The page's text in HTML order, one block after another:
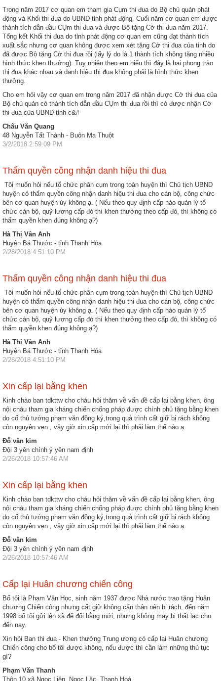
kỳ
Đại
hội
TĐYN
toàn
quốc
động
TĐKT
Điển
hình
tiến
Phong
trào
thi
đua
Chính
trị
tế
-
Xã
hội
tác
đào
Các
dự
án,
đề
Tiếp
tin
Tìm
kiếm
Đăng
nhập
Trong năm 2017 cơ quan em tham gia Cụm thi đua do Bộ chủ quản phát
động và Khối thi đua do UBND tỉnh phát động. Cuối năm cơ quan em được
thành tích dẫn đầu CỤm thi đua và được Bộ tặng Cờ thi đua năm 2017.
Tổng kết Khối thi đua do tỉnh phát động cơ quan em cũng đạt thành tích
xuất sắc nhưng cơ quan không được xem xét tặng Cờ thi đua của tỉnh do
đã được Bộ tặng Cờ thi đua rồi (lấy lý do là 1 thành tích không tặng nhiều
hình thức khen thưởng). Tuy nhiên theo em hiểu thì đây là hai phong trào
thi đua khác nhau và danh hiệu thi đua không phải là hình thức khen
thưởng.
Cho em hỏi vậy cơ quan em trong năm 2017 đã nhận được Cờ thi đua của
Bộ chủ quản có thành tích dẫn đầu CỤm thi đua rồi thì có được nhận Cờ
thi đua của UBND tỉnh c&#
Châu Văn Quang
48 Nguyễn Tất Thành - Buôn Ma Thuột
3/2/2018 2:59:09 PM
Thẩm quyền công nhận danh hiệu thi đua
Tôi muốn hỏi nếu tổ chức phân cụm trong toàn huyện thì Chủ tịch UBND
huyện có thẩm quyền công nhận danh hiệu thi đua cho cán bộ, công chức
bên cơ quan huyện ủy không ạ. ( Nếu theo quy định cấp nào quản lý tổ
chức cán bộ, quỹ lương cấp đó thì khen thưởng theo cấp đó, thì không có
thẩm quyền khen đúng không ạ?)
Hà Thị Vân Anh
Huyện Bá Thước - tỉnh Thanh Hóa
2/28/2018 4:51:10 PM
Thẩm quyền công nhận danh hiệu thi đua
Tôi muốn hỏi nếu tổ chức phân cụm trong toàn huyện thì Chủ tịch UBND
huyện có thẩm quyền công nhận danh hiệu thi đua cho cán bộ, công chức
bên cơ quan huyện ủy không ạ. ( Nếu theo quy định cấp nào quản lý tổ
chức cán bộ, quỹ lương cấp đó thì khen thưởng theo cấp đó, thì không có
thẩm quyền khen đúng không ạ?)
Hà Thị Vân Anh
Huyện Bá Thước - tỉnh Thanh Hóa
2/28/2018 4:51:10 PM
Xin cấp lại bằng khen
Kinh chào ban tdkttw cho cháu hỏi thăm về vấn đề cấp lại bằng khen, ông
nội cháu tham gia kháng chiến chống pháp được chính phủ tặng bằng khen
do cố thủ tướng phạm văn đồng ký,trong quá trình cất giữ bị rách không
còn nguyên vẹn , vậy giờ xin cấp mới lại thì phải làm thế nào ạ.
Đỗ văn kim
Đội 3 yên chính ý yên nam định
2/26/2018 10:57:46 AM
Xin cấp lại bằng khen
Kinh chào ban tdkttw cho cháu hỏi thăm về vấn đề cấp lại bằng khen, ông
nội cháu tham gia kháng chiến chống pháp được chính phủ tặng bằng khen
do cố thủ tướng phạm văn đồng ký,trong quá trình cất giữ bị rách không
còn nguyên vẹn , vậy giờ xin cấp mới lại thì phải làm thế nào ạ.
Đỗ văn kim
Đội 3 yên chính ý yên nam định
2/26/2018 10:57:46 AM
Cấp lại Huân chương chiến công
Bố tôi là Phạm Văn Học, sinh năm 1937 được Nhà nước trao tặng Huân
chương Chiến công nhưng cất giữ không cẩn thận nên bị rách, đến năm
1998 bố tôi gửi lên xã để đổi bằng mới, nhưng không may bị thất lạc cho
đến nay.
Xin hỏi Ban thi đua - Khen thưởng Trung ương có cấp lại Huân chương
Chiến công cho bố tôi được không, nếu được thì cần làm những thủ tục
gì?
Phạm Văn Thanh
Thôn 10 xã Ngọc Liên, Ngọc Lặc, Thanh Hoá